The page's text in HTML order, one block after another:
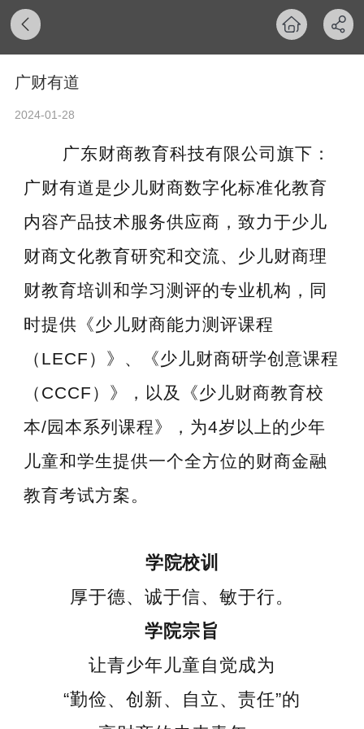
广财有道
2024-01-28
广东财商教育科技有限公司旗下：
广财有道是少儿财商数字化标准化教育
内容产品技术服务供应商，致力于少儿
财商文化教育研究和交流、少儿财商理
财教育培训和学习测评的专业机构，同
时提供《少儿财商能力测评课程
（LECF）》、《少儿财商研学创意课程
（CCCF）》，以及《少儿财商教育校
本/园本系列课程》，为4岁以上的少年
儿童和学生提供一个全方位的财商金融
教育考试方案。
学院校训
厚于德、诚于信、敏于行。
学院宗旨
让青少年儿童自觉成为
“勤俭、创新、自立、责任”的